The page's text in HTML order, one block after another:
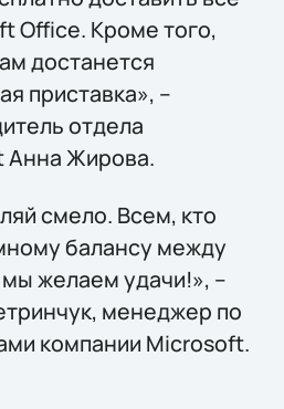
Office. Кроме того,
достанется
приставка», –
отдела
Анна Жирова.
смело. Всем, кто
балансу между
желаем удачи!», –
менеджер по
компании Microsoft.